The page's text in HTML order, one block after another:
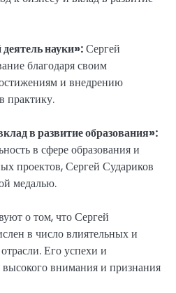
науки»:Сергей
благодаря своим
и внедрению
практику.
в развитие образования»:
в сфере образования и
проектов, Сергей Судариков
медалью.
о том, что Сергей
в число влиятельных и
Его успехи и
внимания и признания